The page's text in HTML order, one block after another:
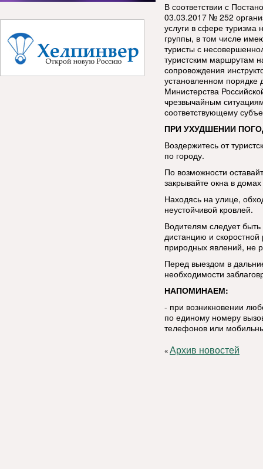
В соответствии с
03.03.2017 № 252
услуги в сфере туризма
группы, в том числе
туристы с
туристским маршрутам
сопровождения
установленном
Министерства
чрезвычайным
соответствующему
ПРИ УХУДШЕНИИ
Воздержитесь от
по городу.
По возможности
закрывайте окна в
Находясь на улице,
неустойчивой кровлей.
Водителям следует
дистанцию и
природных явлений, не
Перед выездом в
необходимости
НАПОМИНАЕМ:
- при возникновении
по единому номеру
телефонов или
«Архив новостей